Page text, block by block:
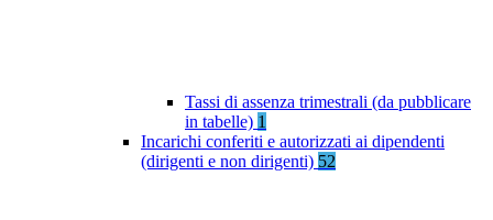
Tassi di assenza trimestrali (da pubblicare
in tabelle) 1
Incarichi conferiti e autorizzati ai dipendenti
(dirigenti e non dirigenti) 52